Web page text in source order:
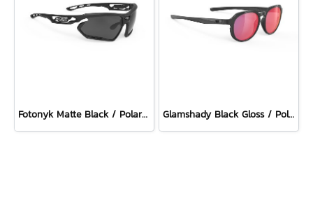
Fotonyk Matte Black / Polar 3FX Grey (2 pairs of bumpers) Glamshady Black Gloss / Polar 3FX HDR Multilaser Red